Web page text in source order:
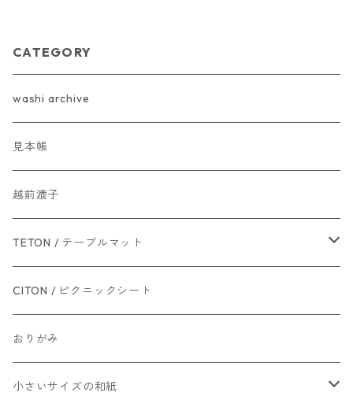
CATEGORY
washi archive
見本帳
越前漉子
TETON / テーブルマット
L（100×70cm）
M（70×50cm）
CITON / ピクニックシート
おりがみ
小さいサイズの和紙